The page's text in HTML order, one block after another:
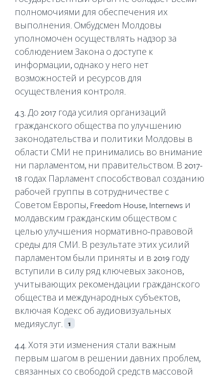
полномочиями для обеспечения их
выполнения. Омбудсмен Молдовы
уполномочен осуществлять надзор за
соблюдением Закона о доступе к
информации, однако у него нет
возможностей и ресурсов для
осуществления контроля.
4.3. До 2017 года усилия организаций
гражданского общества по улучшению
законодательства и политики Молдовы в
области СМИ не принимались во внимание
ни парламентом, ни правительством. В 2017-
18 годах Парламент способствовал созданию
рабочей группы в сотрудничестве с
Советом Европы, Freedom House, Internews и
молдавским гражданским обществом с
целью улучшения нормативно-правовой
среды для СМИ. В результате этих усилий
парламентом были приняты и в 2019 году
вступили в силу ряд ключевых законов,
учитывающих рекомендации гражданского
общества и международных субъектов,
включая Кодекс об аудиовизуальных
медияуслуг. 1
4.4. Хотя эти изменения стали важным
первым шагом в решении давних проблем,
связанных со свободой средств массовой